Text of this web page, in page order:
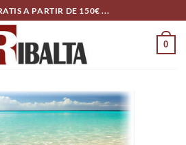
A PARTIR DE 150€ ...
0